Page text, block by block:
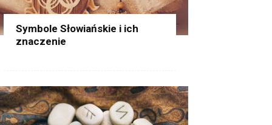
Symbole Słowiańskie i ich
znaczenie